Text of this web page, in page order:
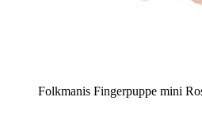
Folkmanis Fingerpuppe mini